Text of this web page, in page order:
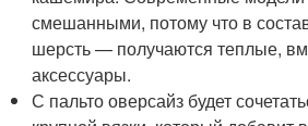
смешанными, потому что в
шерсть — получаются теплые,
аксессуары.
С пальто оверсайз будет